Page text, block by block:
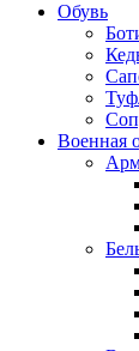
Обувь
Военная